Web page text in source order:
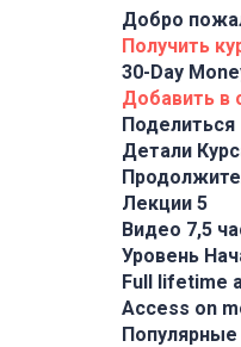
Добро
Получить
30-Day
Добавить в
Поделиться
Детали
Лекции 5
Видео 7,5
Уровень
Full lifetime
Access on
Популярные